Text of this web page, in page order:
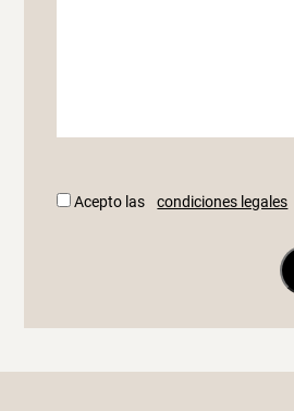
Acepto las condiciones legales